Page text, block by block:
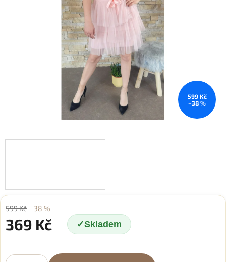
599 Kč
–38 %
599 Kč –38 %
369 Kč Skladem
cena: